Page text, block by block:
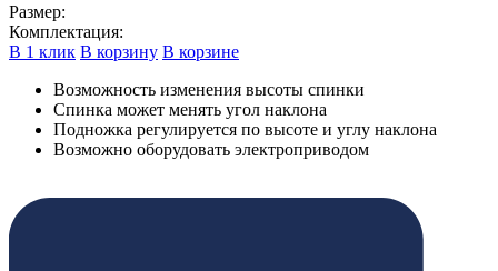
Размер:
Комплектация:
В 1 клик В корзину В корзине
Возможность изменения высоты спинки
Спинка может менять угол наклона
Подножка регулируется по высоте и углу наклона
Возможно оборудовать электроприводом